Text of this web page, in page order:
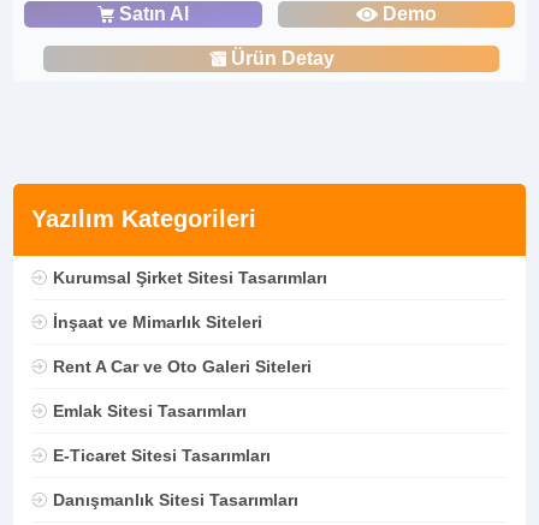
Yazılım Kategorileri
Kurumsal Şirket Sitesi Tasarımları
İnşaat ve Mimarlık Siteleri
Rent A Car ve Oto Galeri Siteleri
Emlak Sitesi Tasarımları
E-Ticaret Sitesi Tasarımları
Danışmanlık Sitesi Tasarımları
Satın Al Demo
Ürün Detay